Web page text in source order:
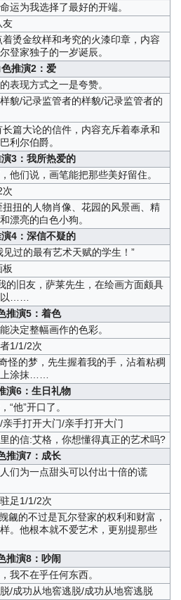
运为我选择了最好的开端。
友
烫金纹样和考究的火漆印章，内容
登家独子的一岁诞辰。
推演2：爱
表现方式之一是夸赞。
貌/记录监管者的样貌/记录监管者的
篇大论的信件，内容充斥着奉承和
利尔伯爵。
3：我所热爱的
他们说，画笔能把那些美好留住。
次
扭扭的人物肖像、花园的风景画、精
漂亮的白色小狗。
4：深信不疑的
见过的最有艺术天赋的学生！”
的旧友，萨莱先生，在绘画方面颇具
以……
推演5：着色
决定整幅画作的色彩。
1/1/2次
怪的梦，先生握着我的手，沾着粘稠
涂抹……
演6：生日礼物
“他”开口了。
手打开大门/亲手打开大门
的信:艾格，你想懂得真正的艺术吗?
推演7：成长
们为一点甜头可以付出十倍的谎
足1/1/2次
觎的不过是瓦尔登家的权利和财富，
。他根本就不爱艺术，更别提那些
推演8：吵闹
我不在乎任何东西。
/成功从地窖逃脱/成功从地窖逃脱